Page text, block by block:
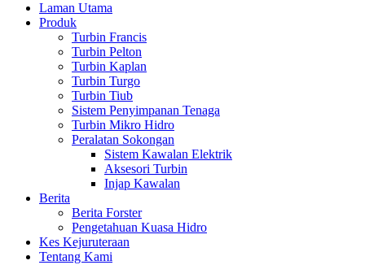
Laman Utama
Produk
Turbin Francis
Turbin Pelton
Turbin Kaplan
Turbin Turgo
Turbin Tiub
Sistem Penyimpanan Tenaga
Turbin Mikro Hidro
Peralatan Sokongan
Sistem Kawalan Elektrik
Aksesori Turbin
Injap Kawalan
Berita
Berita Forster
Pengetahuan Kuasa Hidro
Kes Kejuruteraan
Tentang Kami